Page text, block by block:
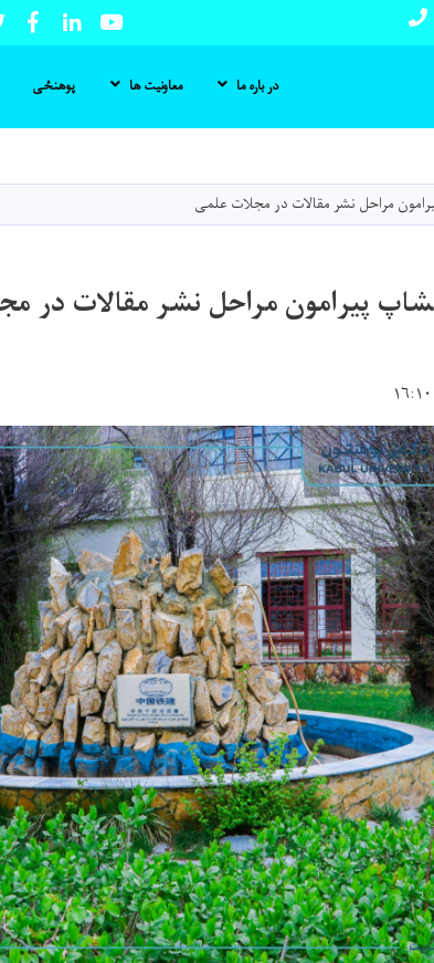
content
Youtube
LinkedIn
در باره ما معاونیت ها پوهنځی
مراحل نشر مقالات در مجلات علمی
پیرامون مراحل نشر مقالات در